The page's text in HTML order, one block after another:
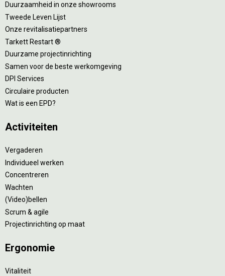
Duurzaamheid in onze showrooms
Tweede Leven Lijst
Onze revitalisatiepartners
Tarkett Restart ®
Duurzame projectinrichting
Samen voor de beste werkomgeving
DPI Services
Circulaire producten
Wat is een EPD?
Activiteiten
Vergaderen
Individueel werken
Concentreren
Wachten
(Video)bellen
Scrum & agile
Projectinrichting op maat
Ergonomie
Vitaliteit